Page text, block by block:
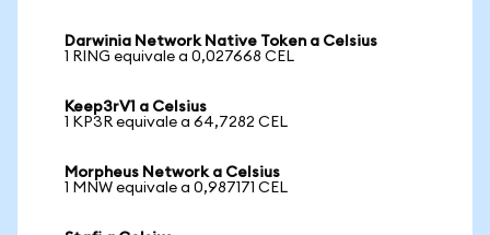
Darwinia Network Native Token a Celsius
1 RING equivale a 0,027668 CEL
Keep3rV1 a Celsius
1 KP3R equivale a 64,7282 CEL
Morpheus Network a Celsius
1 MNW equivale a 0,987171 CEL